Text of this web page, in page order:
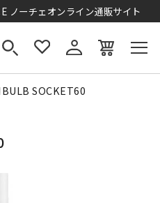
ノーチェオンライン通販サイト
SOCKET60